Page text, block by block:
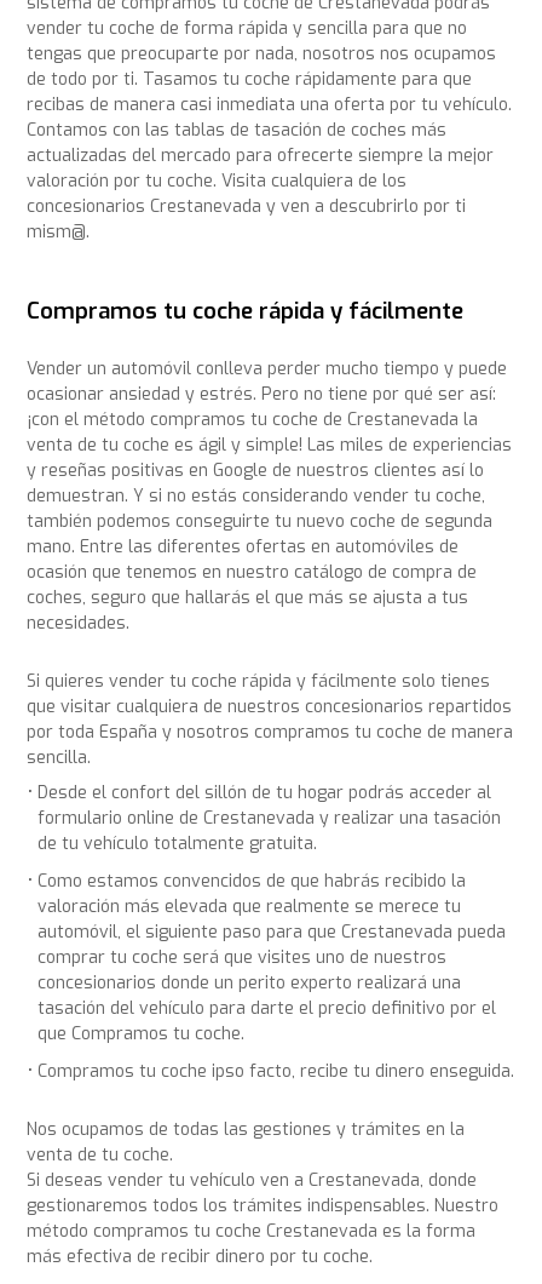
vender tu coche de forma rápida y sencilla para que no
tengas que preocuparte por nada, nosotros nos ocupamos
de todo por ti. Tasamos tu coche rápidamente para que
recibas de manera casi inmediata una oferta por tu vehículo.
Contamos con las tablas de tasación de coches más
actualizadas del mercado para ofrecerte siempre la mejor
valoración por tu coche. Visita cualquiera de los
concesionarios Crestanevada y ven a descubrirlo por ti
mism@.
Compramos tu coche rápida y fácilmente
Vender un automóvil conlleva perder mucho tiempo y puede
ocasionar ansiedad y estrés. Pero no tiene por qué ser así:
¡con el método compramos tu coche de Crestanevada la
venta de tu coche es ágil y simple! Las miles de experiencias
y reseñas positivas en Google de nuestros clientes así lo
demuestran. Y si no estás considerando vender tu coche,
también podemos conseguirte tu nuevo coche de segunda
mano. Entre las diferentes ofertas en automóviles de
ocasión que tenemos en nuestro catálogo de compra de
coches, seguro que hallarás el que más se ajusta a tus
necesidades.
Si quieres vender tu coche rápida y fácilmente solo tienes
que visitar cualquiera de nuestros concesionarios repartidos
por toda España y nosotros compramos tu coche de manera
sencilla.
Desde el confort del sillón de tu hogar podrás acceder al
formulario online de Crestanevada y realizar una tasación
de tu vehículo totalmente gratuita.
Como estamos convencidos de que habrás recibido la
valoración más elevada que realmente se merece tu
automóvil, el siguiente paso para que Crestanevada pueda
comprar tu coche será que visites uno de nuestros
concesionarios donde un perito experto realizará una
tasación del vehículo para darte el precio definitivo por el
que Compramos tu coche.
Compramos tu coche ipso facto, recibe tu dinero enseguida.
Nos ocupamos de todas las gestiones y trámites en la
venta de tu coche.
Si deseas vender tu vehículo ven a Crestanevada, donde
gestionaremos todos los trámites indispensables. Nuestro
método compramos tu coche Crestanevada es la forma
más efectiva de recibir dinero por tu coche.